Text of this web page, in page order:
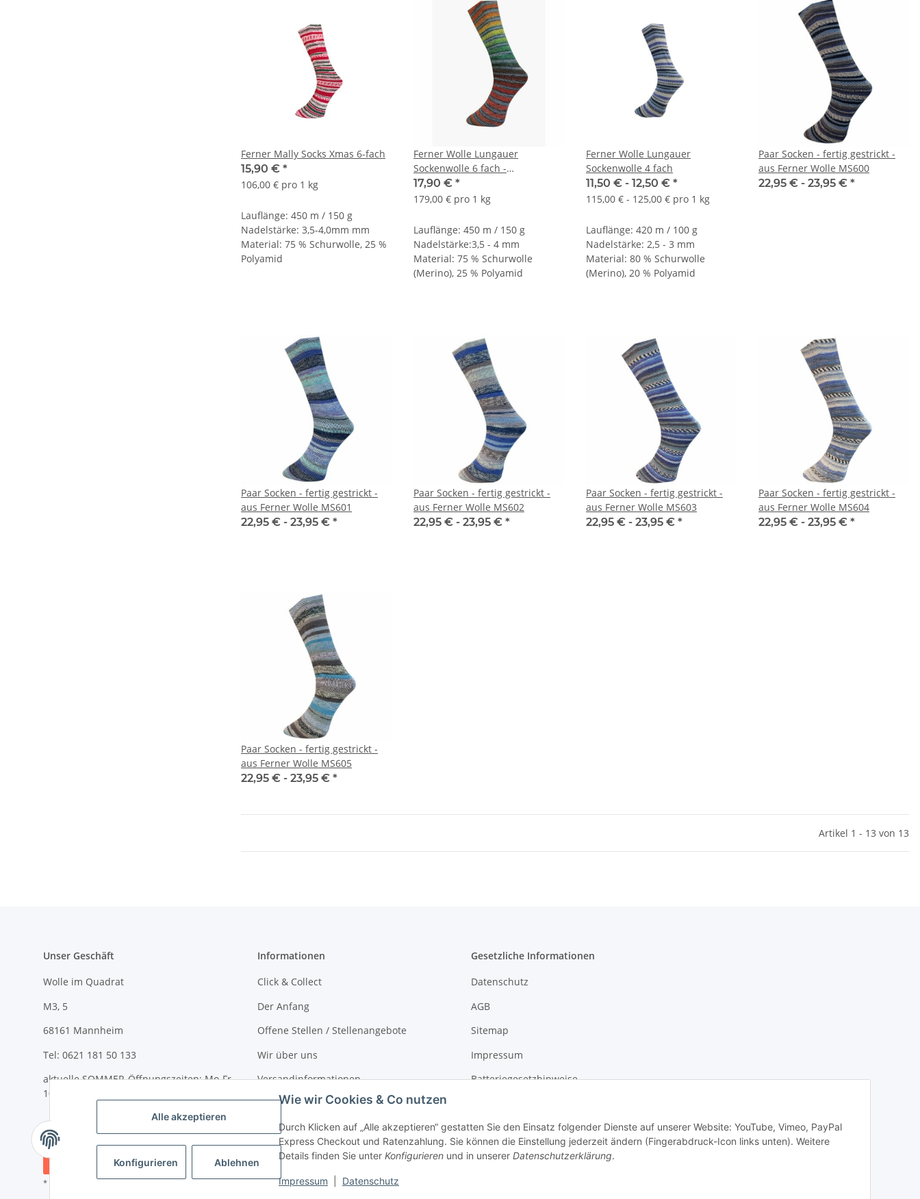
Alle akzeptieren
Konfigurieren Ablehnen
Wie wir Cookies & Co nutzen
Durch Klicken auf „Alle akzeptieren“ gestatten Sie den Einsatz folgender Dienste auf unserer Website: YouTube, Vimeo, PayPal
Express Checkout und Ratenzahlung. Sie können die Einstellung jederzeit ändern (Fingerabdruck-Icon links unten). Weitere
Details finden Sie unter Konfigurieren und in unserer Datenschutzerklärung.
Impressum Datenschutz
Ferner Mally Socks Xmas 6-fach
15,90 € *
106,00 € pro 1 kg
Lauflänge: 450 m / 150 g
Nadelstärke: 3,5-4,0mm mm
Material: 75 % Schurwolle, 25 %
Polyamid
Ferner Wolle Lungauer
Sockenwolle 6 fach -
Valentinstagedition
17,90 € *
179,00 € pro 1 kg
Lauflänge: 450 m / 150 g
Nadelstärke:3,5 - 4 mm
Material: 75 % Schurwolle
(Merino), 25 % Polyamid
Ferner Wolle Lungauer
Sockenwolle 4 fach
11,50 € - 12,50 € *
115,00 € - 125,00 € pro 1 kg
Lauflänge: 420 m / 100 g
Nadelstärke: 2,5 - 3 mm
Material: 80 % Schurwolle
(Merino), 20 % Polyamid
Paar Socken - fertig gestrickt -
aus Ferner Wolle MS600
22,95 € - 23,95 € *
Paar Socken - fertig gestrickt -
aus Ferner Wolle MS601
22,95 € - 23,95 € *
Paar Socken - fertig gestrickt -
aus Ferner Wolle MS602
22,95 € - 23,95 € *
Paar Socken - fertig gestrickt -
aus Ferner Wolle MS603
22,95 € - 23,95 € *
Paar Socken - fertig gestrickt -
aus Ferner Wolle MS604
22,95 € - 23,95 € *
Paar Socken - fertig gestrickt -
aus Ferner Wolle MS605
22,95 € - 23,95 € *
Artikel 1 - 13 von 13
Unser Geschäft
Wolle im Quadrat
M3, 5
68161 Mannheim
Tel: 0621 181 50 133
aktuelle SOMMER-Öffnungszeiten: Mo-Fr
10-18 Uhr und Sa 10-14 Uhr
Informationen
Click & Collect
Der Anfang
Offene Stellen / Stellenangebote
Wir über uns
Versandinformationen
Newsletter
Gesetzliche Informationen
Datenschutz
AGB
Sitemap
Impressum
Batteriegesetzhinweise
Vertrag widerrufen
* Alle Preise inkl. gesetzlicher USt., zzgl.Versand